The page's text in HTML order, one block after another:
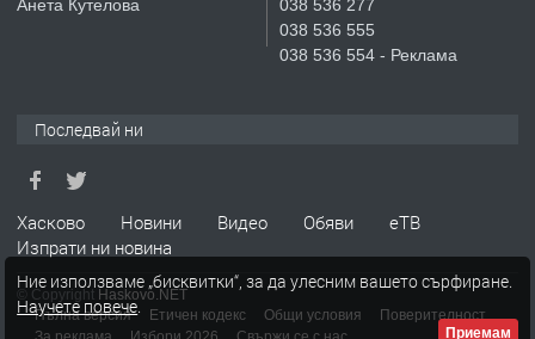
СГЛОБЯВАНЕ НА МЕБЕЛИ.
ПРЕДЛАГА
апартамент под наем в кв.
Анета Кутелова
038 536 277
038 536 555
038 536 554 - Реклама
Последвай ни
Хасково Новини Видео Обяви
еТВ
Изпрати ни новина
© Copyright Haskovo.NET
Пълна версия
Етичен кодекс Общи условия
Поверителност
Ние използваме „бисквитки“, за да улесним вашето сърфиране.
Научете повече.
Приемам